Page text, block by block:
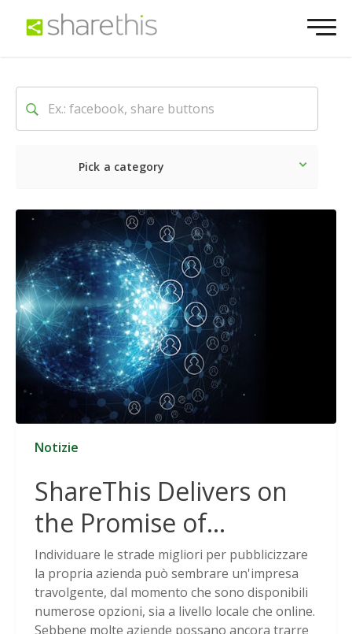
Pick a category
Ultime notizie Sociale
Notizie
ShareThis Delivers on
the Promise of
Cookieless Data
Solutions
Individuare le strade migliori per pubblicizzare
la propria azienda può sembrare un'impresa
travolgente, dal momento che sono disponibili
numerose opzioni, sia a livello locale che online.
Sebbene molte aziende possano ancora trarre